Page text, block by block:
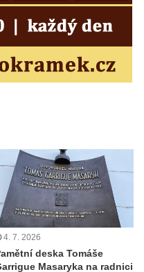
a okolí
v
cesty na
(a
údolí
v
4. 7. 2026
deska Tomáše
Masaryka na radnici